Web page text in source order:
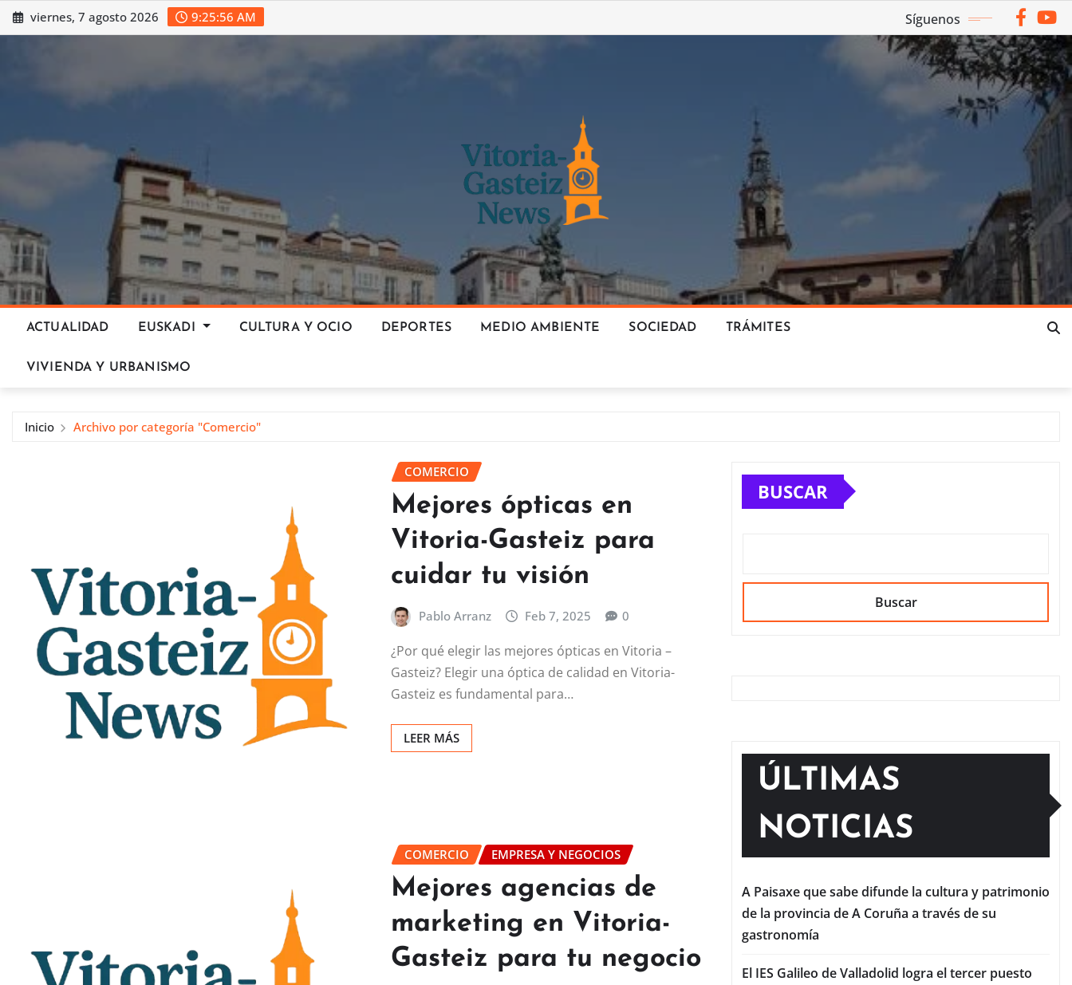
Saltar
al
viernes, 7 agosto 2026 9:25:57 AM Síguenos
ACTUALIDAD EUSKADI CULTURA Y OCIO DEPORTES MEDIO AMBIENTE SOCIEDAD TRÁMITES
VIVIENDA Y URBANISMO
Inicio Archivo por categoría "Comercio"
COMERCIO
Mejores ópticas en
Vitoria-Gasteiz para
cuidar tu visión
Pablo Arranz Feb 7, 2025 0
¿Por qué elegir las mejores ópticas en Vitoria –
Gasteiz? Elegir una óptica de calidad en Vitoria-
Gasteiz es fundamental para…
LEER MÁS
COMERCIO EMPRESA Y NEGOCIOS
Mejores agencias de
marketing en Vitoria-
Gasteiz para tu negocio
BUSCAR
Buscar
ÚLTIMAS
NOTICIAS
A Paisaxe que sabe difunde la cultura y patrimonio
de la provincia de A Coruña a través de su
gastronomía
El IES Galileo de Valladolid logra el tercer puesto